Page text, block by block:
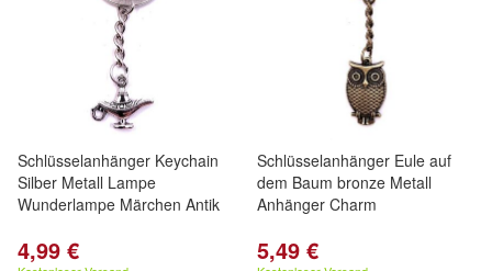
Schlüsselanhänger Keychain
Silber Metall Lampe
Wunderlampe Märchen Antik
4,99 €
Schlüsselanhänger Eule auf
dem Baum bronze Metall
Anhänger Charm
5,49 €